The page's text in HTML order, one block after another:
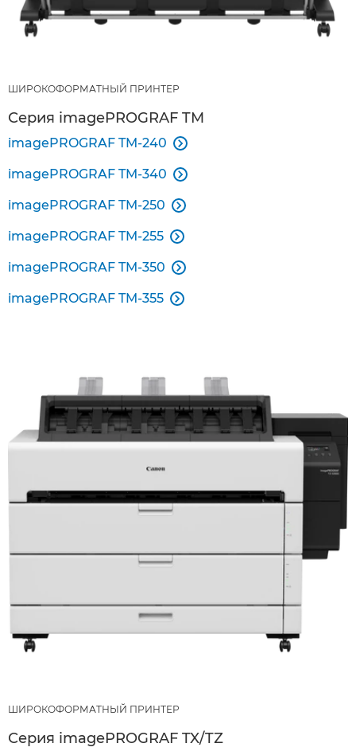
ШИРОКОФОРМАТНЫЙ ПРИНТЕР
Серия imagePROGRAF TM
imagePROGRAF TM-240 
imagePROGRAF TM-340 
imagePROGRAF TM-250 
imagePROGRAF TM-255 
imagePROGRAF TM-350 
imagePROGRAF TM-355 
ШИРОКОФОРМАТНЫЙ ПРИНТЕР
Серия imagePROGRAF TX/TZ